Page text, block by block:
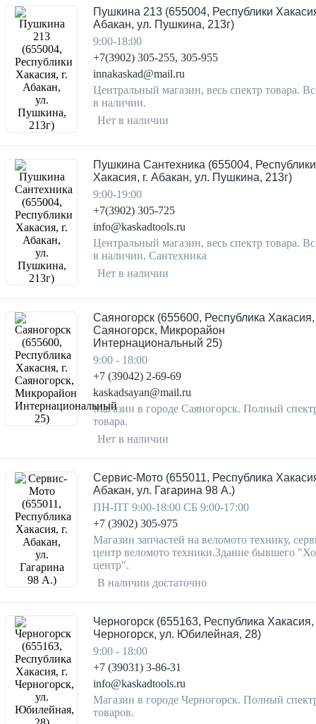
Пушкина 213 (655004, Республики
Абакан, ул. Пушкина, 213г)
9:00-18:00
+7(3902) 305-255, 305-955
innakaskad@mail.ru
Центральный магазин, весь спектр товара.
в наличии.
Нет в наличии
Пушкина Сантехника (655004, Республики
Хакасия, г. Абакан, ул. Пушкина, 213г)
9:00-19:00
+7(3902) 305-725
info@kaskadtools.ru
Центральный магазин, весь спектр товара.
в наличии. Сантехника
Нет в наличии
Саяногорск (655600, Республика Хакасия,
Саяногорск, Микрорайон
Интернациональный 25)
9:00 - 18:00
+7 (39042) 2-69-69
kaskadsayan@mail.ru
Магазин в городе Саяногорск. Полный
товара.
Нет в наличии
Сервис-Мото (655011, Республика
Абакан, ул. Гагарина 98 А.)
ПН-ПТ 9:00-18:00 СБ 9:00-17:00
+7 (3902) 305-975
Магазин запчастей на веломото технику,
центр веломото техники.Здание бывшего
центр".
В наличии достаточно
Черногорск (655163, Республика Хакасия,
Черногорск, ул. Юбилейная, 28)
9:00 - 18:00
+7 (39031) 3-86-31
info@kaskadtools.ru
Магазин в городе Черногорск. Полный
товаров.